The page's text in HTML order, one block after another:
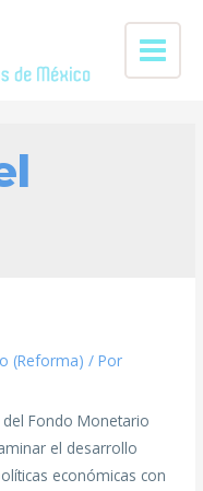
(Reforma) / Por
Fondo Monetario
el desarrollo
económicas con